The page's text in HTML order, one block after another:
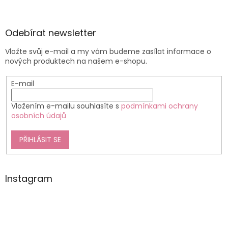
Odebírat newsletter
Vložte svůj e-mail a my vám budeme zasílat informace o
nových produktech na našem e-shopu.
E-mail
Vložením e-mailu souhlasíte s podmínkami ochrany
osobních údajů
PŘIHLÁSIT SE
Instagram